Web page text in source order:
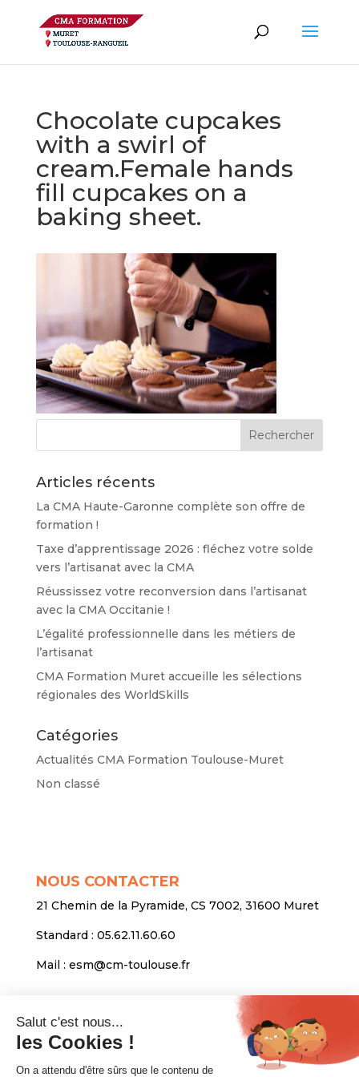
Chocolate cupcakes
with a swirl of
cream.Female hands
fill cupcakes on a
baking sheet.
Articles récents
La CMA Haute-Garonne complète son offre de
formation !
Taxe d’apprentissage 2026 : fléchez votre solde
vers l’artisanat avec la CMA
Réussissez votre reconversion dans l’artisanat
avec la CMA Occitanie !
L’égalité professionnelle dans les métiers de
l’artisanat
CMA Formation Muret accueille les sélections
régionales des WorldSkills
Catégories
Actualités CMA Formation Toulouse-Muret
Non classé
NOUS CONTACTER
21 Chemin de la Pyramide, CS 7002, 31600 Muret
Standard : 05.62.11.60.60
Mail : esm@cm-toulouse.fr
INFORMATIONS
Mentions légales
Protection des données personnelles